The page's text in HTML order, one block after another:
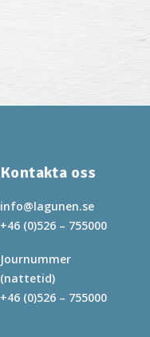
Kontakta oss
info@lagunen.se
+46 (0)526 – 755000
Journummer
(nattetid)
+46 (0)526 – 755000